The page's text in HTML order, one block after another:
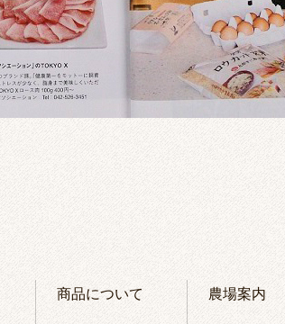
商品について 農場案内